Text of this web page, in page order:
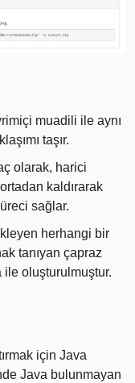
muadili ile aynı
taşır.
olarak, harici
kaldırarak
sağlar.
herhangi bir
tanıyan çapraz
oluşturulmuştur.
için Java
Java bulunmayan